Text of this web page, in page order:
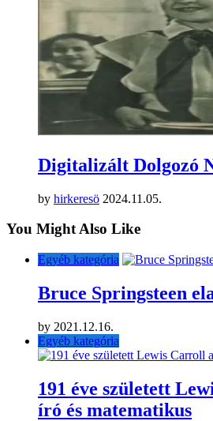
Digitalizált Dolgozó
by hirkeresö 2024.11.05.
You Might Also Like
Egyéb kategória
Bruce Springsteen
by 2021.12.16.
Egyéb kategória
191 éve született
író és matematikus